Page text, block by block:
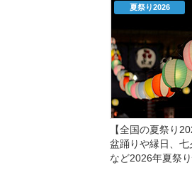
夏祭り2026
【全国の夏祭り
盆踊りや縁日、
など2026年夏祭